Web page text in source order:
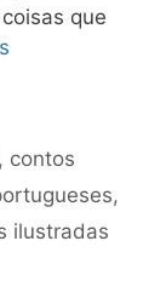
que
, contos
,
ilustradas